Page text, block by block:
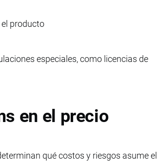
producto
especiales, como licencias de
en el precio
qué costos y riesgos asume el